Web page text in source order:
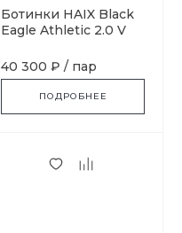
Ботинки HAIX Black
Eagle Athletic 2.0 V
40 300 ₽ / пар
ПОДРОБНЕЕ